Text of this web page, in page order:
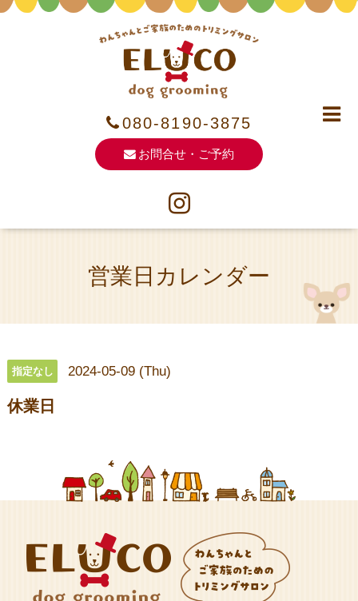
080-8190-3875
お問合せ・ご予約
営業日カレンダー
指定なし 2024-05-09 (Thu)
休業日